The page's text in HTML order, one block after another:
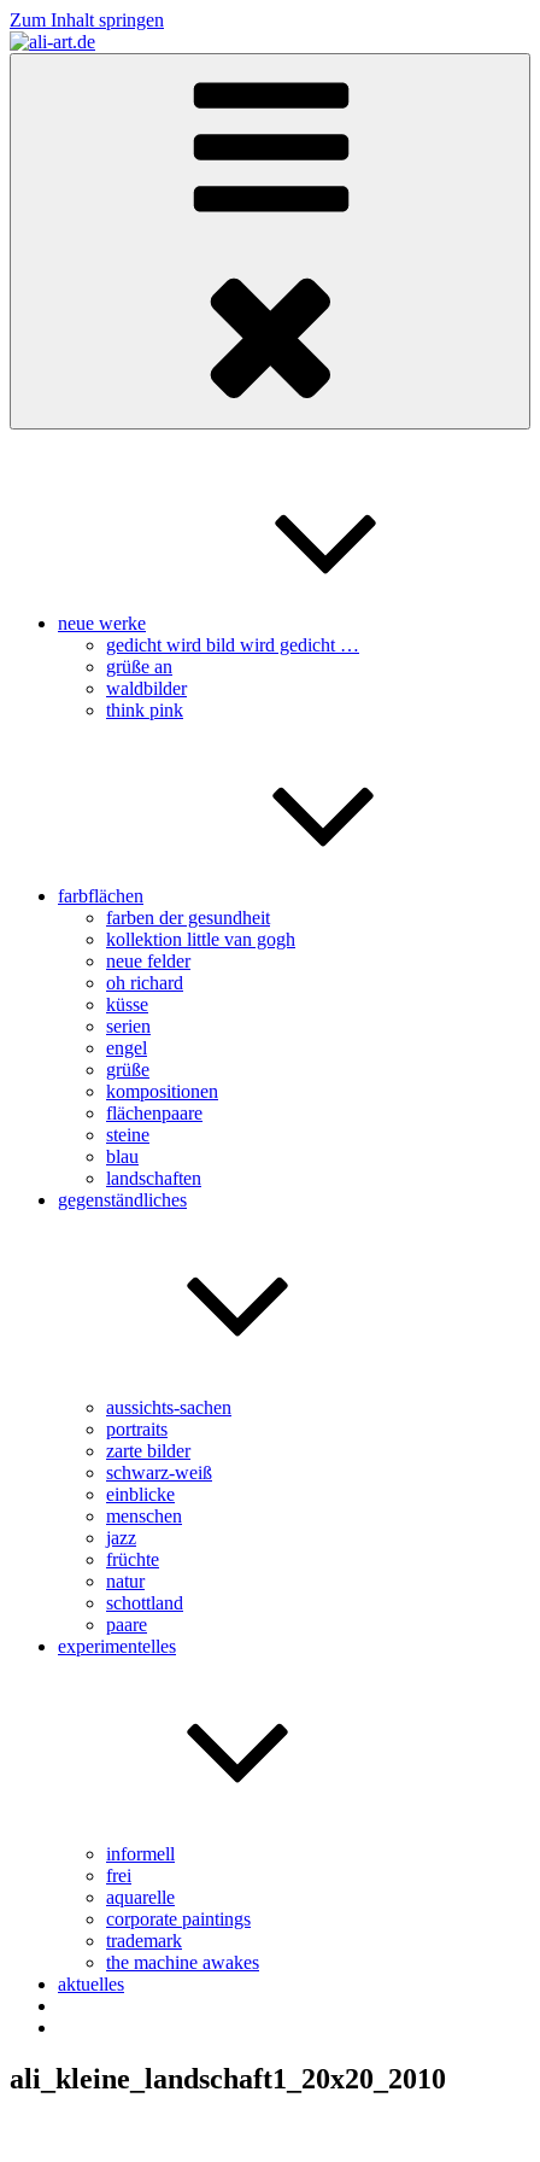
Zum Inhalt springen
neue werke
gedicht wird bild wird gedicht …
grüße an
waldbilder
think pink
farbflächen
farben der gesundheit
kollektion little van gogh
neue felder
oh richard
küsse
serien
engel
grüße
kompositionen
flächenpaare
steine
blau
landschaften
gegenständliches
aussichts-sachen
portraits
zarte bilder
schwarz-weiß
einblicke
menschen
jazz
früchte
natur
schottland
paare
experimentelles
informell
frei
aquarelle
corporate paintings
trademark
the machine awakes
aktuelles
ali_kleine_landschaft1_20x20_2010